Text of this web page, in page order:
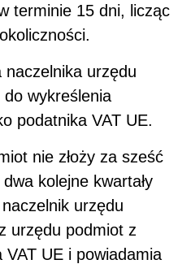
terminie 15 dni, licząc
naczelnika urzędu
wykreślenia
podatnika VAT UE.
nie złoży za sześć
kolejne kwartały
urzędu
urzędu podmiot z
UE i powiadamia